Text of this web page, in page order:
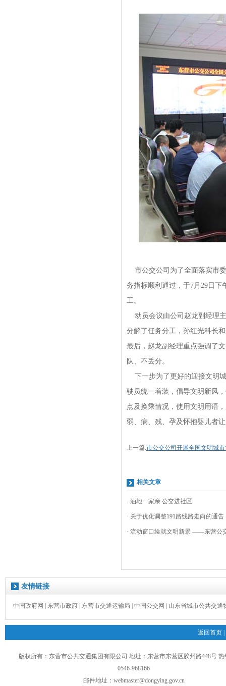
市公交公司为了全面落实市
务指标顺利通过，于7月29日
工。
动员会议由公司赵龙副经理
分解了任务分工，孙红光科长
最后，赵龙副经理重点强调了
队、不丢分。
下一步为了更好的迎接文明
驶员统一着装，倡导文明新风
点及换乘情况，使用文明用语
弱、病、残、孕及怀抱婴儿者
上一篇:市公交公司开展全国文明城
相关文章
· 油地一家亲 公交进社区
· 关于优化调整191路线路走向的通告
· 流动窗口绘就文明新景 ——东营公
友情链接
中国政府网 东营市政府 东营市交通运输局 中国公交网 山东省城市公共交通
返回首页
版权所有：东营市公共交通集团有限公司 地址：东营市东营区胶州路448号
0546-968166
邮件地址： webmaster@dongying.gov.cn